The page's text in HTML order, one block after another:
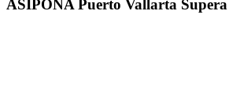
ASIPONA Puerto Vallarta